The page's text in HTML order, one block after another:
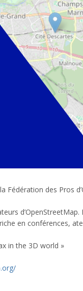
Fédération des Pros
en conférences,
in the 3D world »